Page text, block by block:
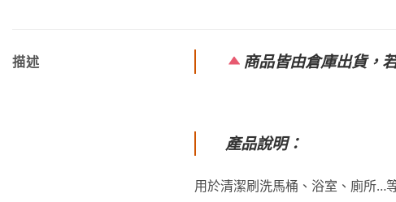
描述 商品皆由倉庫出貨，
產品說明：
用於清潔刷洗馬桶、浴室、廁所…